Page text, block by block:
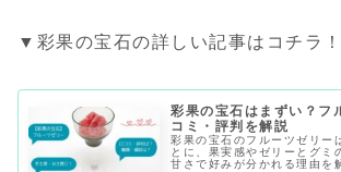
▼彩果の宝石の詳しい記事はコチラ！
彩果の宝石はまずい？フ
コミ・評判を解説
彩果の宝石のフルーツゼリー
とに、果実感やゼリーとグミ
甘さで好みが分かれる理由を